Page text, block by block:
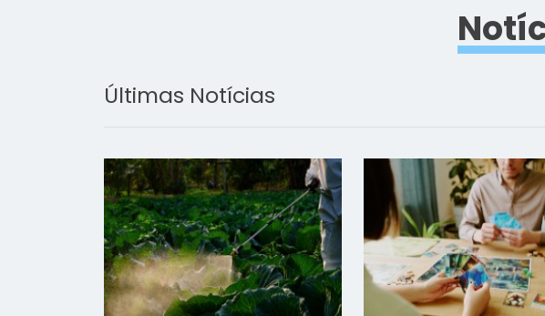
Últimas Notícias